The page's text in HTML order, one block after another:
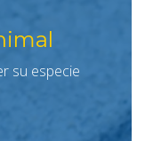
su especie